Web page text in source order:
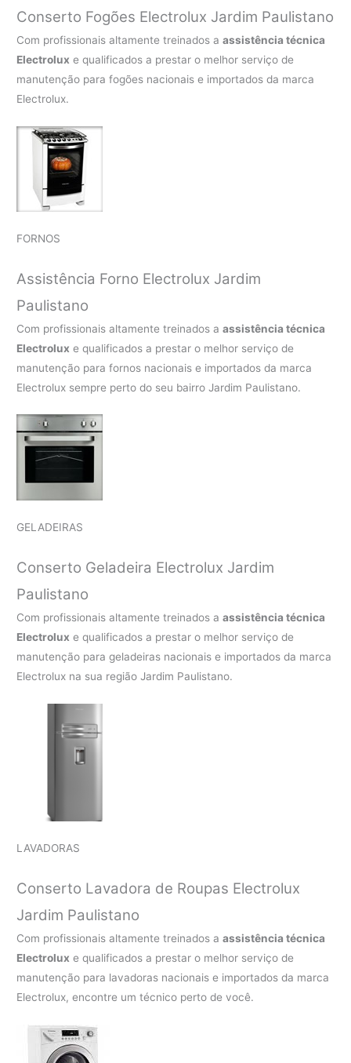
Conserto Fogões Electrolux Jardim Paulistano
Com profissionais altamente treinados aassistência técnica
Electrolux e qualificados a prestar o melhor serviço de
manutenção para fogões nacionais e importados da marca
Electrolux.
FORNOS
Assistência Forno Electrolux Jardim
Paulistano
Com profissionais altamente treinados aassistência técnica
Electrolux e qualificados a prestar o melhor serviço de
manutenção para fornos nacionais e importados da marca
Electrolux sempre perto do seu bairro Jardim Paulistano.
GELADEIRAS
Conserto Geladeira Electrolux Jardim
Paulistano
Com profissionais altamente treinados aassistência técnica
Electrolux e qualificados a prestar o melhor serviço de
manutenção para geladeiras nacionais e importados da marca
Electrolux na sua região Jardim Paulistano.
LAVADORAS
Conserto Lavadora de Roupas Electrolux
Jardim Paulistano
Com profissionais altamente treinados aassistência técnica
Electrolux e qualificados a prestar o melhor serviço de
manutenção para lavadoras nacionais e importados da marca
Electrolux, encontre um técnico perto de você.